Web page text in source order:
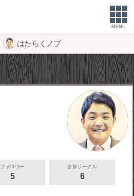
MENU
はたらくノブ
フォロワー
5
参加サークル
6